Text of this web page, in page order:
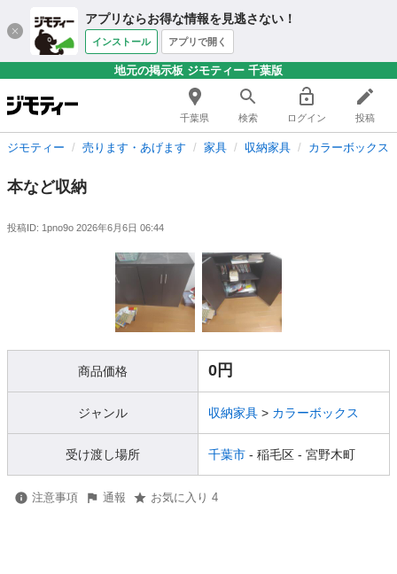
アプリならお得な情報を見逃さない！
インストール アプリで開く
地元の掲示板 ジモティー 千葉版
千葉県 検索 ログイン 投稿
ジモティー 売ります・あげます 家具 収納家具 カラーボックス
本など収納
投稿ID: 1pno9o 2026年6月6日 06:44
商品価格 0円
ジャンル 収納家具 > カラーボックス
受け渡し場所 千葉市 - 稲毛区 - 宮野木町
注意事項 通報 お気に入り 4